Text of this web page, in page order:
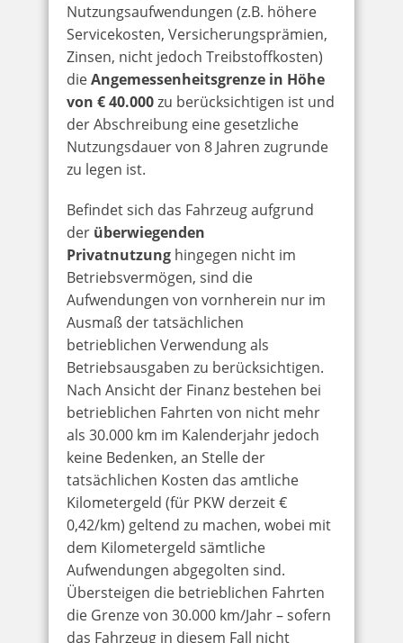
Nutzungsaufwendungen (z.B. höhere
Servicekosten, Versicherungsprämien,
Zinsen, nicht jedoch Treibstoffkosten)
dieAngemessenheitsgrenze in Höhe
von € 40.000zu berücksichtigen ist und
der Abschreibung eine gesetzliche
Nutzungsdauer von 8 Jahren zugrunde
zu legen ist.
Befindet sich das Fahrzeug aufgrund
der überwiegenden
Privatnutzung hingegen nicht im
Betriebsvermögen, sind die
Aufwendungen von vornherein nur im
Ausmaß der tatsächlichen
betrieblichen Verwendung als
Betriebsausgaben zu berücksichtigen.
Nach Ansicht der Finanz bestehen bei
betrieblichen Fahrten von nicht mehr
als 30.000 km im Kalenderjahr jedoch
keine Bedenken, an Stelle der
tatsächlichen Kosten das amtliche
Kilometergeld (für PKW derzeit €
0,42/km) geltend zu machen, wobei mit
dem Kilometergeld sämtliche
Aufwendungen abgegolten sind.
Übersteigen die betrieblichen Fahrten
die Grenze von 30.000 km/Jahr – sofern
das Fahrzeug in diesem Fall nicht